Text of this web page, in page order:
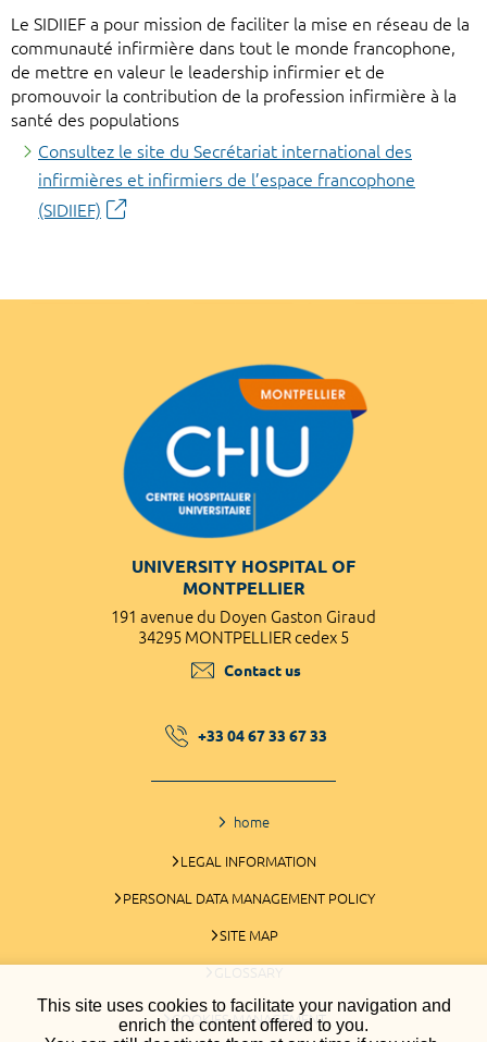
This site uses cookies to facilitate your navigation and
enrich the content offered to you.
Le SIDIIEF a pour mission de faciliter la mise en réseau de la
communauté infirmière dans tout le monde francophone,
de mettre en valeur le leadership infirmier et de
promouvoir la contribution de la profession infirmière à la
santé des populations
Consultez le site du Secrétariat international des
infirmières et infirmiers de l’espace francophone
(SIDIIEF)
UNIVERSITY HOSPITAL OF
MONTPELLIER
191 avenue du Doyen Gaston Giraud
34295 MONTPELLIER cedex 5
Contact us
+33 04 67 33 67 33
home
LEGAL INFORMATION
PERSONAL DATA MANAGEMENT POLICY
SITE MAP
GLOSSARY
COOKIES MANAGEMENT